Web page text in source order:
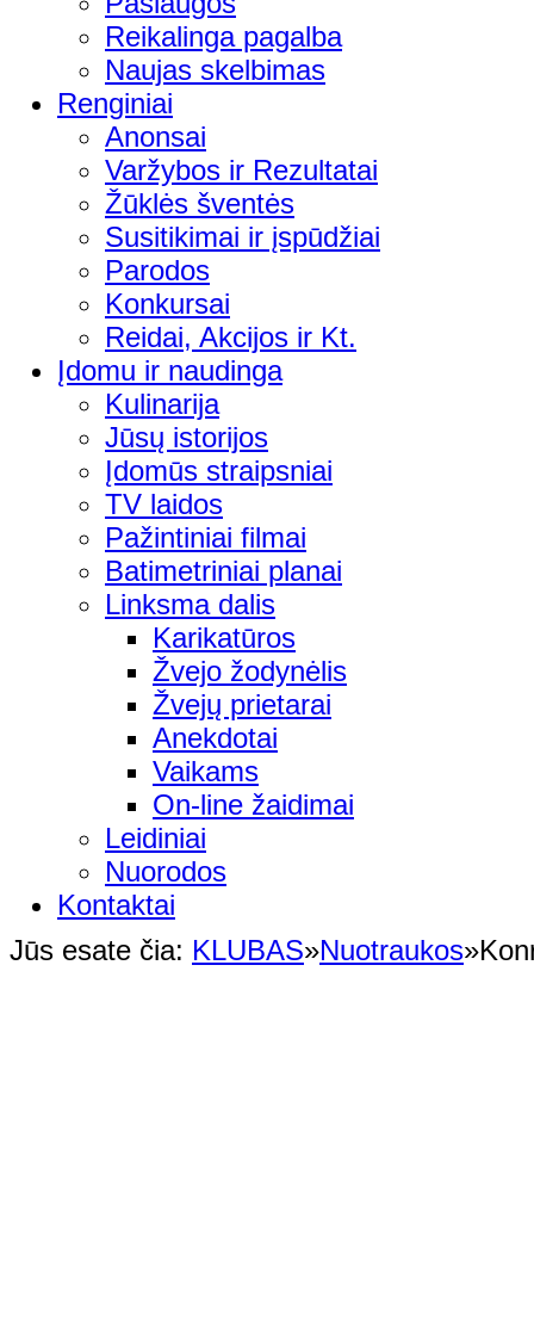
Reikalinga pagalba
Naujas skelbimas
Renginiai
Anonsai
Varžybos ir Rezultatai
Žūklės šventės
Susitikimai ir įspūdžiai
Parodos
Konkursai
Reidai, Akcijos ir Kt.
Įdomu ir naudinga
Kulinarija
Jūsų istorijos
Įdomūs straipsniai
TV laidos
Pažintiniai filmai
Batimetriniai planai
Linksma dalis
Karikatūros
Žvejo žodynėlis
Žvejų prietarai
Anekdotai
Vaikams
On-line žaidimai
Leidiniai
Nuorodos
Kontaktai
Jūs esate čia: KLUBAS»Nuotraukos»